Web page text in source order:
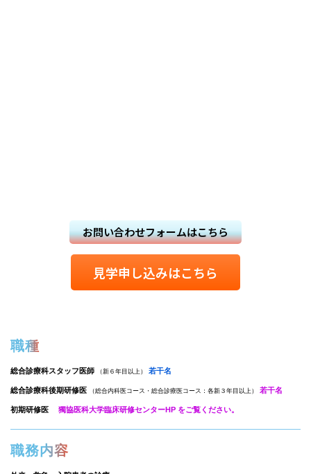
お問い合わせフォームはこちら
見学申し込みはこちら
職種
総合診療科スタッフ医師 （新６年目以上） 若干名
総合診療科後期研修医 （総合内科医コース・総合診療医コース：各新３年目以上） 若干名
初期研修医 獨協医科大学臨床研修センターHP をご覧ください。
職務内容